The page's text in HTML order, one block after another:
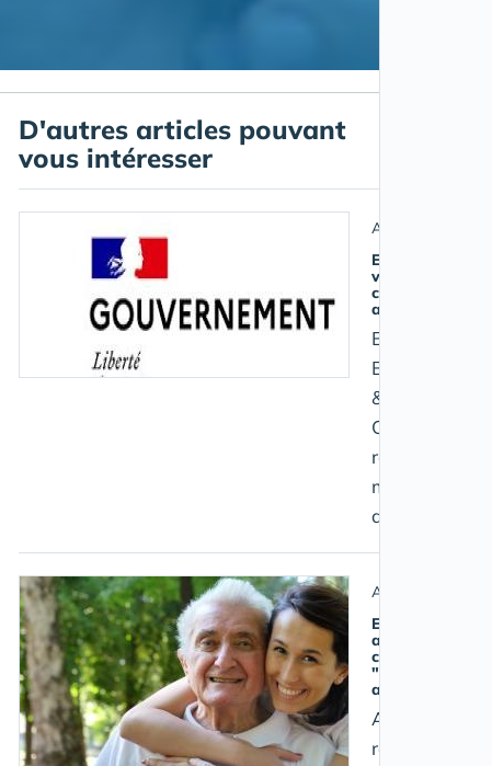
D'autres articles pouvant
vous intéresser
Aidant salarié
Entrée en
vigueur du
congé proche
aidant
Brigitte
Bourguignon
& Sophie
Cluzel
résument les
mesures
déployées
Aidant salarié
autour du
concept de
"relayage" des
aidants
Amapa
retenue pour